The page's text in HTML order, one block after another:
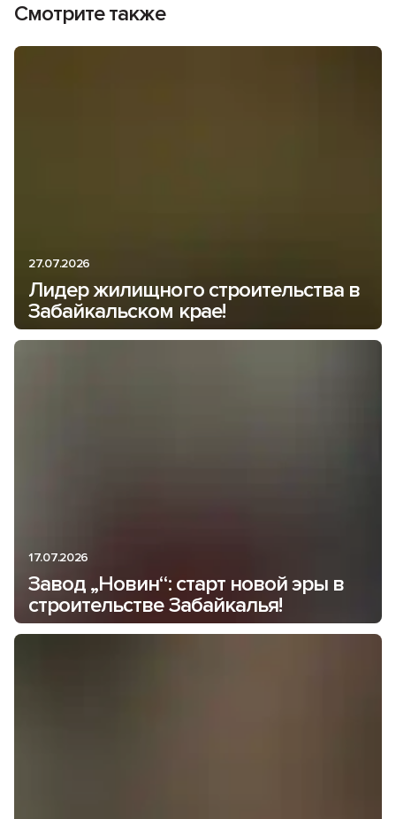
Смотрите также
27.07.2026
Лидер жилищного строительства в
Забайкальском крае!
17.07.2026
Завод „Новин“: старт новой эры в
строительстве Забайкалья!